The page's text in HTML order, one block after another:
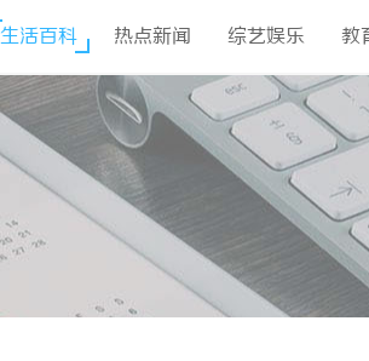
生活百科 热点新闻 综艺娱乐 教